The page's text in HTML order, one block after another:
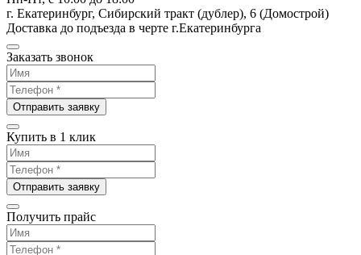
г. Екатеринбург, Сибирский тракт (дублер), 6 (Домострой)
Доставка до подъезда в черте г.Екатеринбурга
Заказать звонок
Отправить заявку
Купить в 1 клик
Отправить заявку
Получить прайс